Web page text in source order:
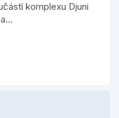
komplexu Djuni